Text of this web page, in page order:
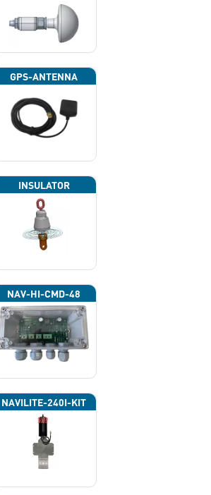
GPS-ANTENNA
INSULATOR
NAV-HI-CMD-48
NAVILITE-240I-KIT